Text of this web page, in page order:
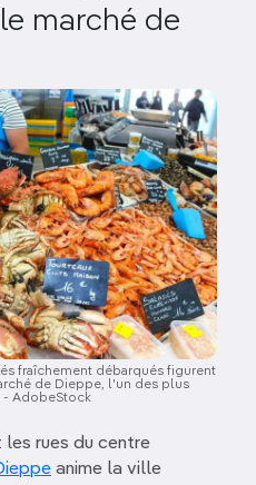
marché de
fraîchement débarqués figurent
de Dieppe, l'un des plus
- AdobeStock
les rues du centre
anime la ville